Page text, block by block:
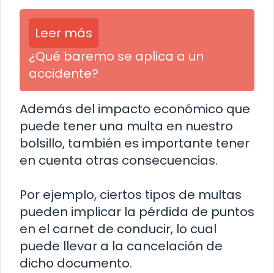
Leer más
¿Qué baremo se aplica a un
accidente?
Además del impacto económico que
puede tener una multa en nuestro
bolsillo, también es importante tener
en cuenta otras consecuencias.
Por ejemplo, ciertos tipos de multas
pueden implicar la pérdida de puntos
en el carnet de conducir, lo cual
puede llevar a la cancelación de
dicho documento.